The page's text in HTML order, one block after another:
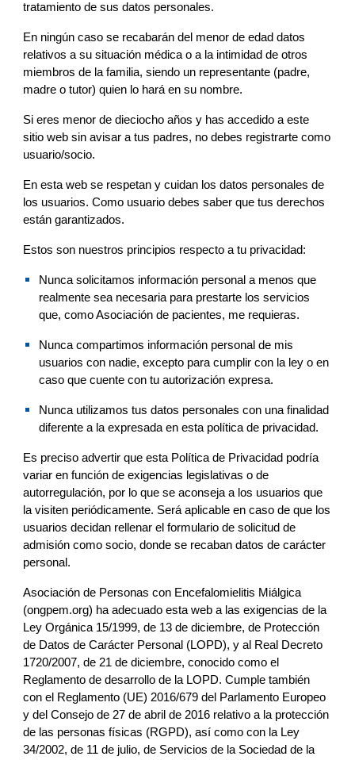
tratamiento de sus datos personales.
En ningún caso se recabarán del menor de edad datos
relativos a su situación médica o a la intimidad de otros
miembros de la familia, siendo un representante (padre,
madre o tutor) quien lo hará en su nombre.
Si eres menor de dieciocho años y has accedido a este
sitio web sin avisar a tus padres, no debes registrarte como
usuario/socio.
En esta web se respetan y cuidan los datos personales de
los usuarios. Como usuario debes saber que tus derechos
están garantizados.
Estos son nuestros principios respecto a tu privacidad:
Nunca solicitamos información personal a menos que
realmente sea necesaria para prestarte los servicios
que, como Asociación de pacientes, me requieras.
Nunca compartimos información personal de mis
usuarios con nadie, excepto para cumplir con la ley o en
caso que cuente con tu autorización expresa.
Nunca utilizamos tus datos personales con una finalidad
diferente a la expresada en esta política de privacidad.
Es preciso advertir que esta Política de Privacidad podría
variar en función de exigencias legislativas o de
autorregulación, por lo que se aconseja a los usuarios que
la visiten periódicamente. Será aplicable en caso de que los
usuarios decidan rellenar el formulario de solicitud de
admisión como socio, donde se recaban datos de carácter
personal.
Asociación de Personas con Encefalomielitis Miálgica
(ongpem.org) ha adecuado esta web a las exigencias de la
Ley Orgánica 15/1999, de 13 de diciembre, de Protección
de Datos de Carácter Personal (LOPD), y al Real Decreto
1720/2007, de 21 de diciembre, conocido como el
Reglamento de desarrollo de la LOPD. Cumple también
con el Reglamento (UE) 2016/679 del Parlamento Europeo
y del Consejo de 27 de abril de 2016 relativo a la protección
de las personas físicas (RGPD), así como con la Ley
34/2002, de 11 de julio, de Servicios de la Sociedad de la